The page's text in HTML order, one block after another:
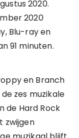
2020.
2020
Blu-ray en
91 minuten.
en Branch
zes muzikale
de Hard Rock
zwijgen